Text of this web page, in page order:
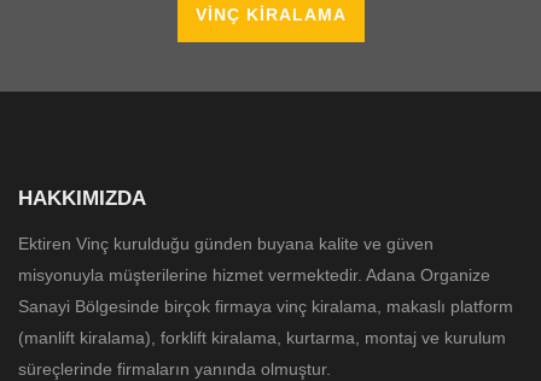
VINÇ KIRALAMA
HAKKIMIZDA
Ektiren Vinç kurulduğu günden buyana kalite ve güven
misyonuyla müşterilerine hizmet vermektedir. Adana Organize
Sanayi Bölgesinde birçok firmaya vinç kiralama, makaslı platform
(manlift kiralama), forklift kiralama, kurtarma, montaj ve kurulum
süreçlerinde firmaların yanında olmuştur.